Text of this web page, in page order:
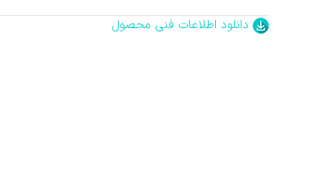
دانلود اطلاعات فنی محصول